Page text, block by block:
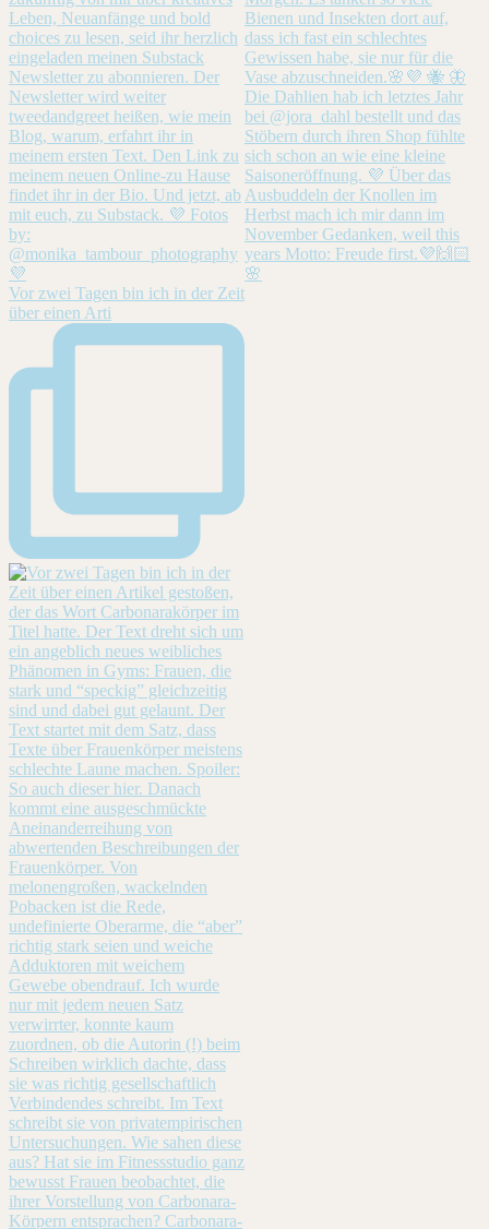
Vor zwei Tagen bin ich in der Zeit
über einen Arti